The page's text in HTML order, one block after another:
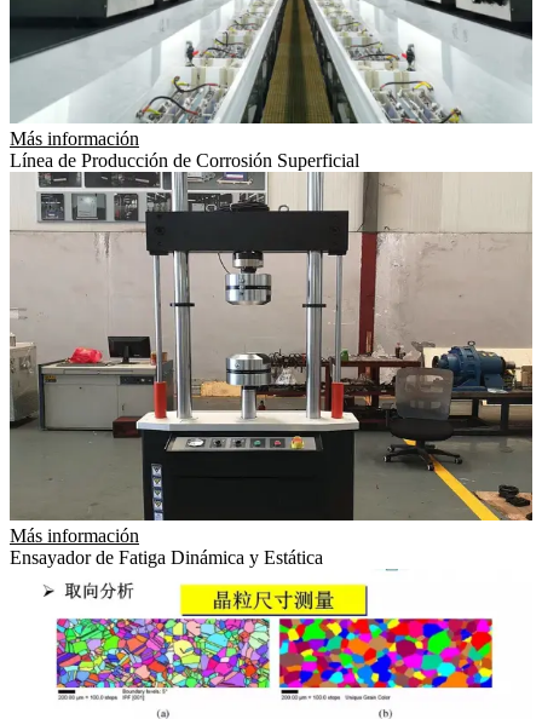
Más información
Línea de Producción de Corrosión Superficial
Más información
Ensayador de Fatiga Dinámica y Estática